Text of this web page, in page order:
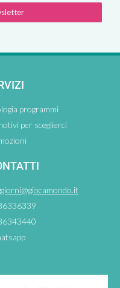
programmi
per sceglierci